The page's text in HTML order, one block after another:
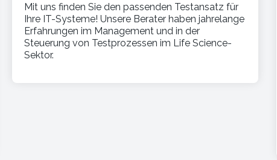
Mit uns finden Sie den passenden Testansatz für
Ihre IT-Systeme! Unsere Berater haben jahrelange
Erfahrungen im Management und in der
Steuerung von Testprozessen im Life Science-
Sektor.